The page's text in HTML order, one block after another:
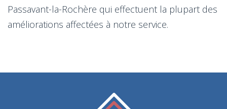
Passavant-la-Rochère qui effectuent la plupart des
améliorations affectées à notre service.